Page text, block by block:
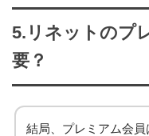
5.リネットのプ
要？
結局、プレミアム会員